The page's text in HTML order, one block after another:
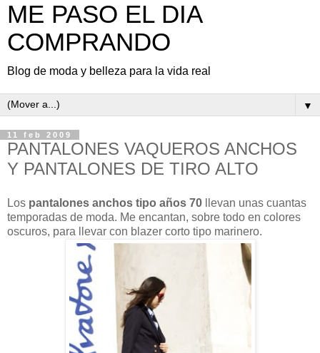
ME PASO EL DIA
COMPRANDO
Blog de moda y belleza para la vida real
▼
11 feb 2009
PANTALONES VAQUEROS ANCHOS
Y PANTALONES DE TIRO ALTO
Los pantalones anchos tipo años 70 llevan unas cuantas
temporadas de moda. Me encantan, sobre todo en colores
oscuros, para llevar con blazer corto tipo marinero.